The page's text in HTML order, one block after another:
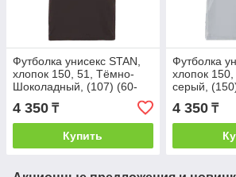
Футболка унисекс STAN,
хлопок 150, 51, Тёмно-
Шоколадный, (107) (60-
62/5XL)
4 350 ₸
Купить
Футболка
хлопок
серый,
4 350₸